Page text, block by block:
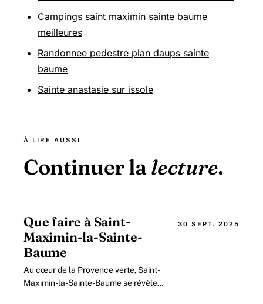
Campings saint maximin sainte baume
meilleures
Randonnee pedestre plan daups sainte
baume
Sainte anastasie sur issole
À LIRE AUSSI
Continuer lalecture.
Que faire à Saint-
Maximin-la-Sainte-
Baume
Au cœur de la Provence verte, Saint-
Maximin-la-Sainte-Baume se révèle
30 SEPT. 2025